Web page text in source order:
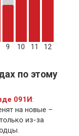
9 10 11 12
по этому
091И:
на новые –
из-за